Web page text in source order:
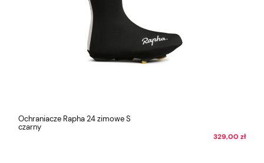
Ochraniacze Rapha 24 zimowe S
czarny
329,00 zł